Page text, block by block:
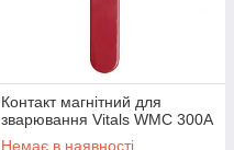
Контакт магнітний для
зварювання Vitals WMC 300A
Немає в наявності